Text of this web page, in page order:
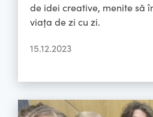
de idei creative, menite să
viața de zi cu zi.
15.12.2023